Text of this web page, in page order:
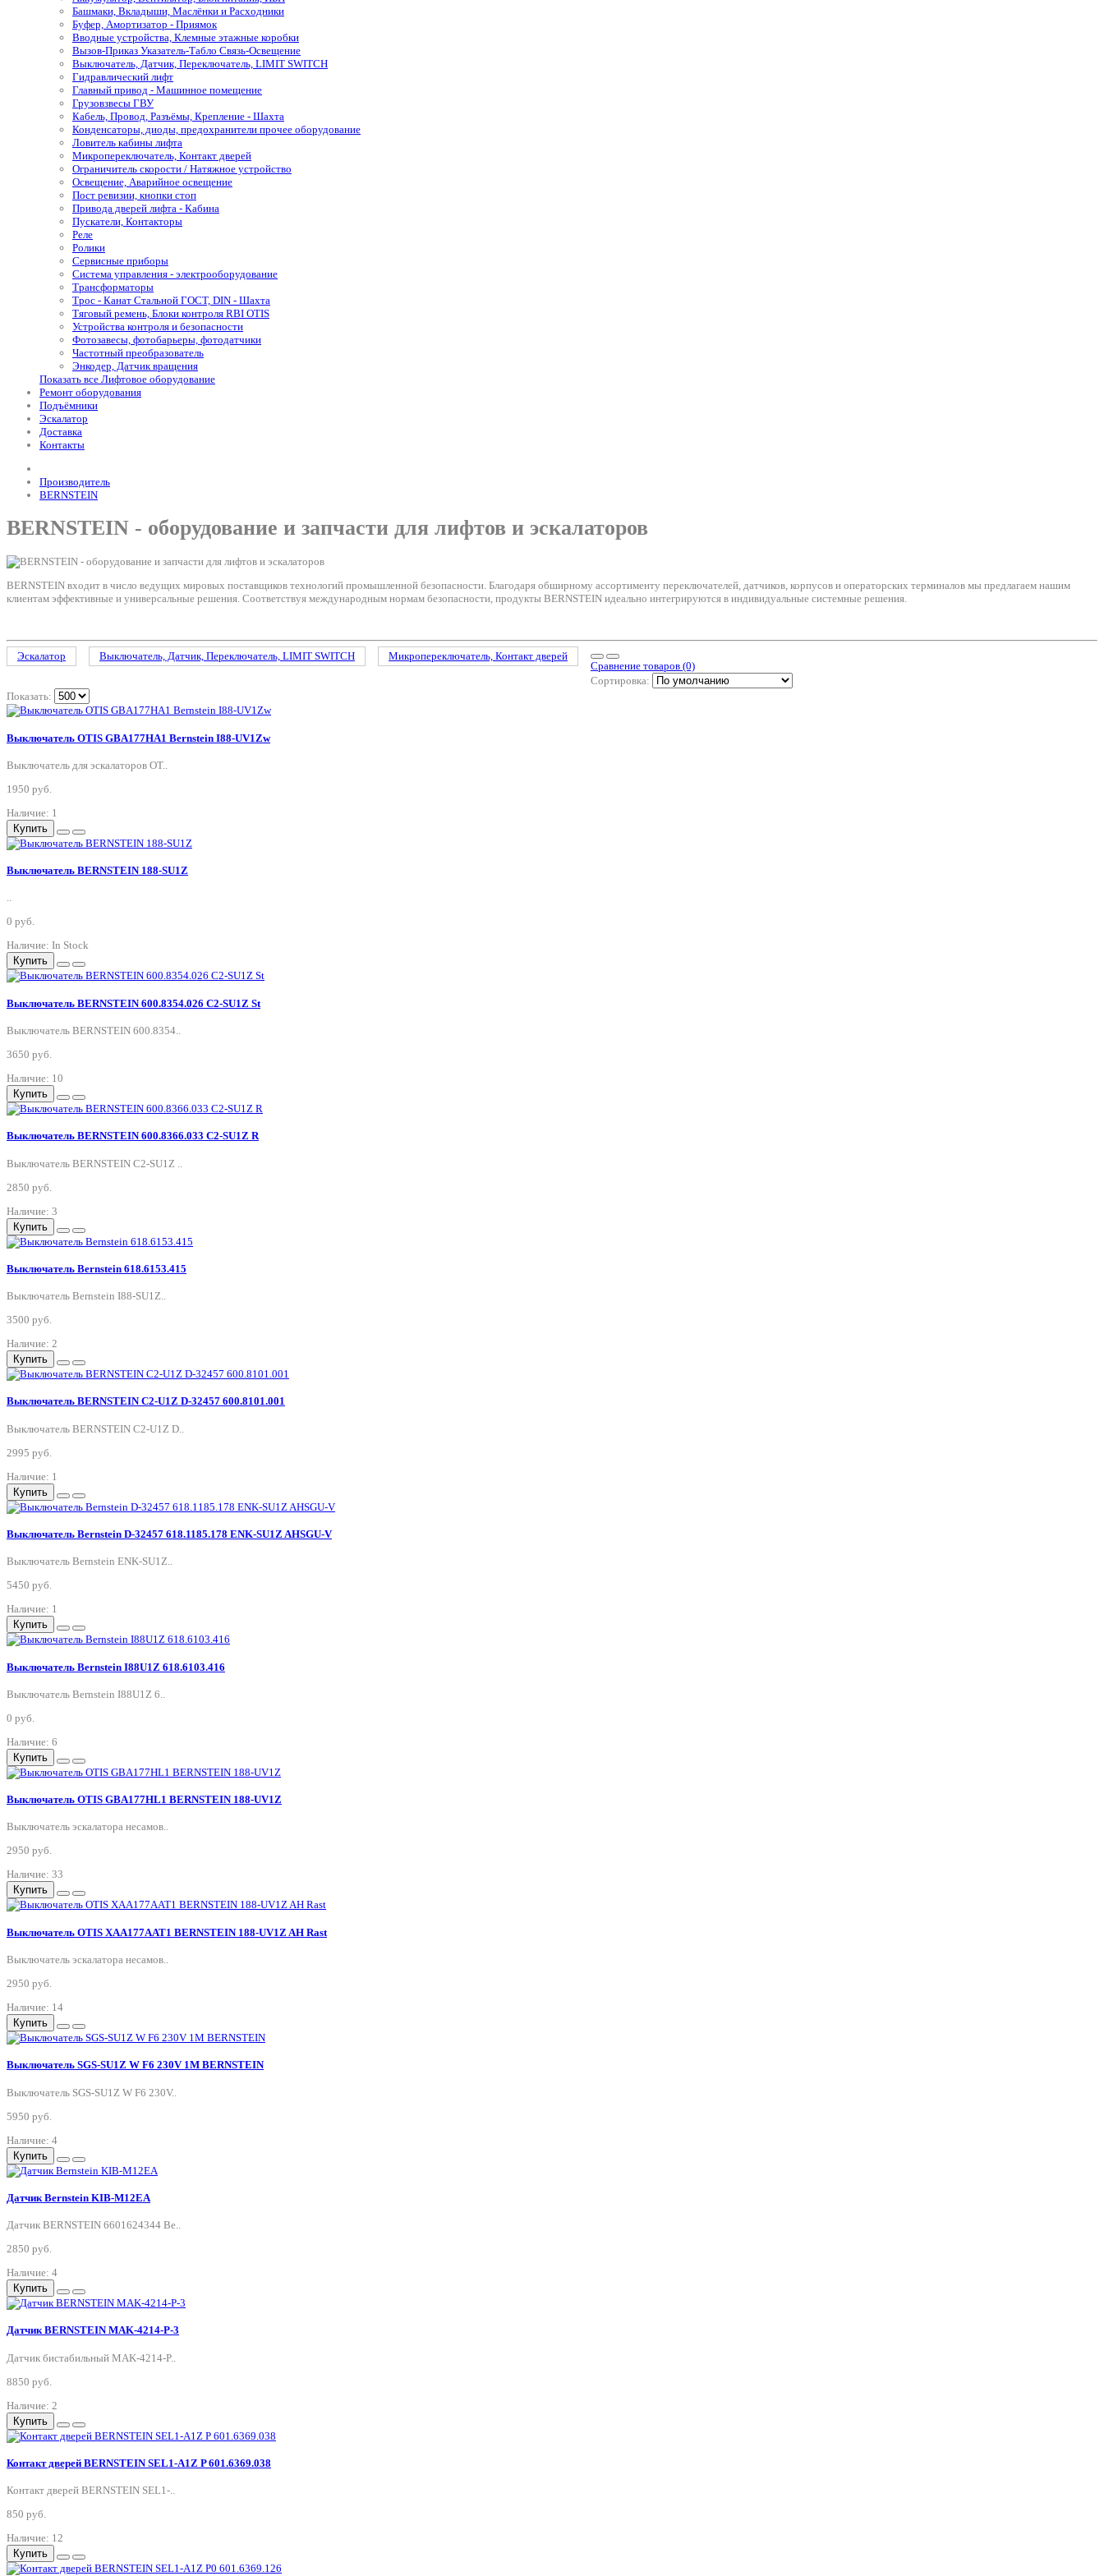
Башмаки, Вкладыши, Маслёнки и Расходники
Буфер, Амортизатор - Приямок
Вводные устройства, Клемные этажные коробки
Вызов-Приказ Указатель-Табло Связь-Освещение
Выключатель, Датчик, Переключатель, LIMIT SWITCH
Гидравлический лифт
Главный привод - Машинное помещение
Грузовзвесы ГВУ
Кабель, Провод, Разъёмы, Крепление - Шахта
Конденсаторы, диоды, предохранители прочее оборудование
Ловитель кабины лифта
Микропереключатель, Контакт дверей
Ограничитель скорости / Натяжное устройство
Освещение, Аварийное освещение
Пост ревизии, кнопки стоп
Привода дверей лифта - Кабина
Пускатели, Контакторы
Реле
Ролики
Сервисные приборы
Система управления - электрооборудование
Трансформаторы
Трос - Канат Стальной ГОСТ, DIN - Шахта
Тяговый ремень, Блоки контроля RBI OTIS
Устройства контроля и безопасности
Фотозавесы, фотобарьеры, фотодатчики
Частотный преобразователь
Энкодер, Датчик вращения
Показать все Лифтовое оборудование
Ремонт оборудования
Подъёмники
Эскалатор
Доставка
Контакты
Производитель
BERNSTEIN
BERNSTEIN - оборудование и запчасти для лифтов и эскалаторов
BERNSTEIN входит в число ведущих мировых поставщиков технологий промышленной безопасности. Благодаря обширному ассортименту переключателей, датчиков, корпусов и операторских терминалов мы предлагаем нашим
клиентам эффективные и универсальные решения. Соответствуя международным нормам безопасности, продукты BERNSTEIN идеально интегрируются в индивидуальные системные решения.
Эскалатор Выключатель, Датчик, Переключатель, LIMIT SWITCH
Микропереключатель, Контакт дверей
Сравнение товаров (0)
Сортировка:
Показать:
Выключатель OTIS GBA177HA1 Bernstein I88-UV1Zw
Выключатель для эскалаторов OT..
1950 руб.
Наличие: 1
Купить
Выключатель BERNSTEIN 188-SU1Z
..
0 руб.
Наличие: In Stock
Купить
Выключатель BERNSTEIN 600.8354.026 C2-SU1Z St
Выключатель BERNSTEIN 600.8354..
3650 руб.
Наличие: 10
Купить
Выключатель BERNSTEIN 600.8366.033 C2-SU1Z R
Выключатель BERNSTEIN C2-SU1Z ..
2850 руб.
Наличие: 3
Купить
Выключатель Bernstein 618.6153.415
Выключатель Bernstein I88-SU1Z..
3500 руб.
Наличие: 2
Купить
Выключатель BERNSTEIN C2-U1Z D-32457 600.8101.001
Выключатель BERNSTEIN C2-U1Z D..
2995 руб.
Наличие: 1
Купить
Выключатель Bernstein D-32457 618.1185.178 ENK-SU1Z AHSGU-V
Выключатель Bernstein ENK-SU1Z..
5450 руб.
Наличие: 1
Купить
Выключатель Bernstein I88U1Z 618.6103.416
Выключатель Bernstein I88U1Z 6..
0 руб.
Наличие: 6
Купить
Выключатель OTIS GBA177HL1 BERNSTEIN 188-UV1Z
Выключатель эскалатора несамов..
2950 руб.
Наличие: 33
Купить
Выключатель OTIS XAA177AAT1 BERNSTEIN 188-UV1Z AH Rast
Выключатель эскалатора несамов..
2950 руб.
Наличие: 14
Купить
Выключатель SGS-SU1Z W F6 230V 1M BERNSTEIN
Выключатель SGS-SU1Z W F6 230V..
5950 руб.
Наличие: 4
Купить
Датчик Bernstein KIB-M12EA
Датчик BERNSTEIN 6601624344 Be..
2850 руб.
Наличие: 4
Купить
Датчик BERNSTEIN MAK-4214-P-3
Датчик бистабильный MAK-4214-P..
8850 руб.
Наличие: 2
Купить
Контакт дверей BERNSTEIN SEL1-A1Z P 601.6369.038
Контакт дверей BERNSTEIN SEL1-..
850 руб.
Наличие: 12
Купить